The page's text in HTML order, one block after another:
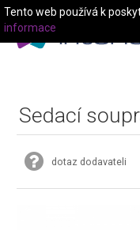
Sedací
dotaz dodavateli
Tento web používá k
informace